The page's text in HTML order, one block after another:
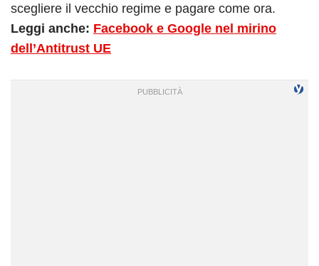
scegliere il vecchio regime e pagare come ora.
Leggi anche: Facebook e Google nel mirino
dell’Antitrust UE